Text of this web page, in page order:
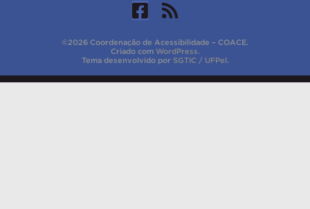
©2026 Coordenação de Acessibilidade – COACE.
Criado com WordPress.
Tema desenvolvido por SGTIC / UFPel.